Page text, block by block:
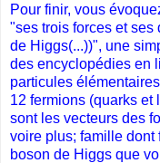
Pour finir, vous
"ses trois forces et
de Higgs(...))", une
des encyclopédies en
particules
12 fermions (quarks et
sont les vecteurs des
voire plus; famille dont
boson de Higgs que